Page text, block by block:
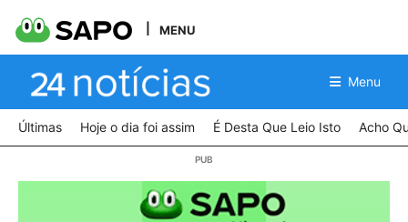
MENU
Menu
Últimas Hoje o dia foi assim É Desta Que Leio Isto Acho